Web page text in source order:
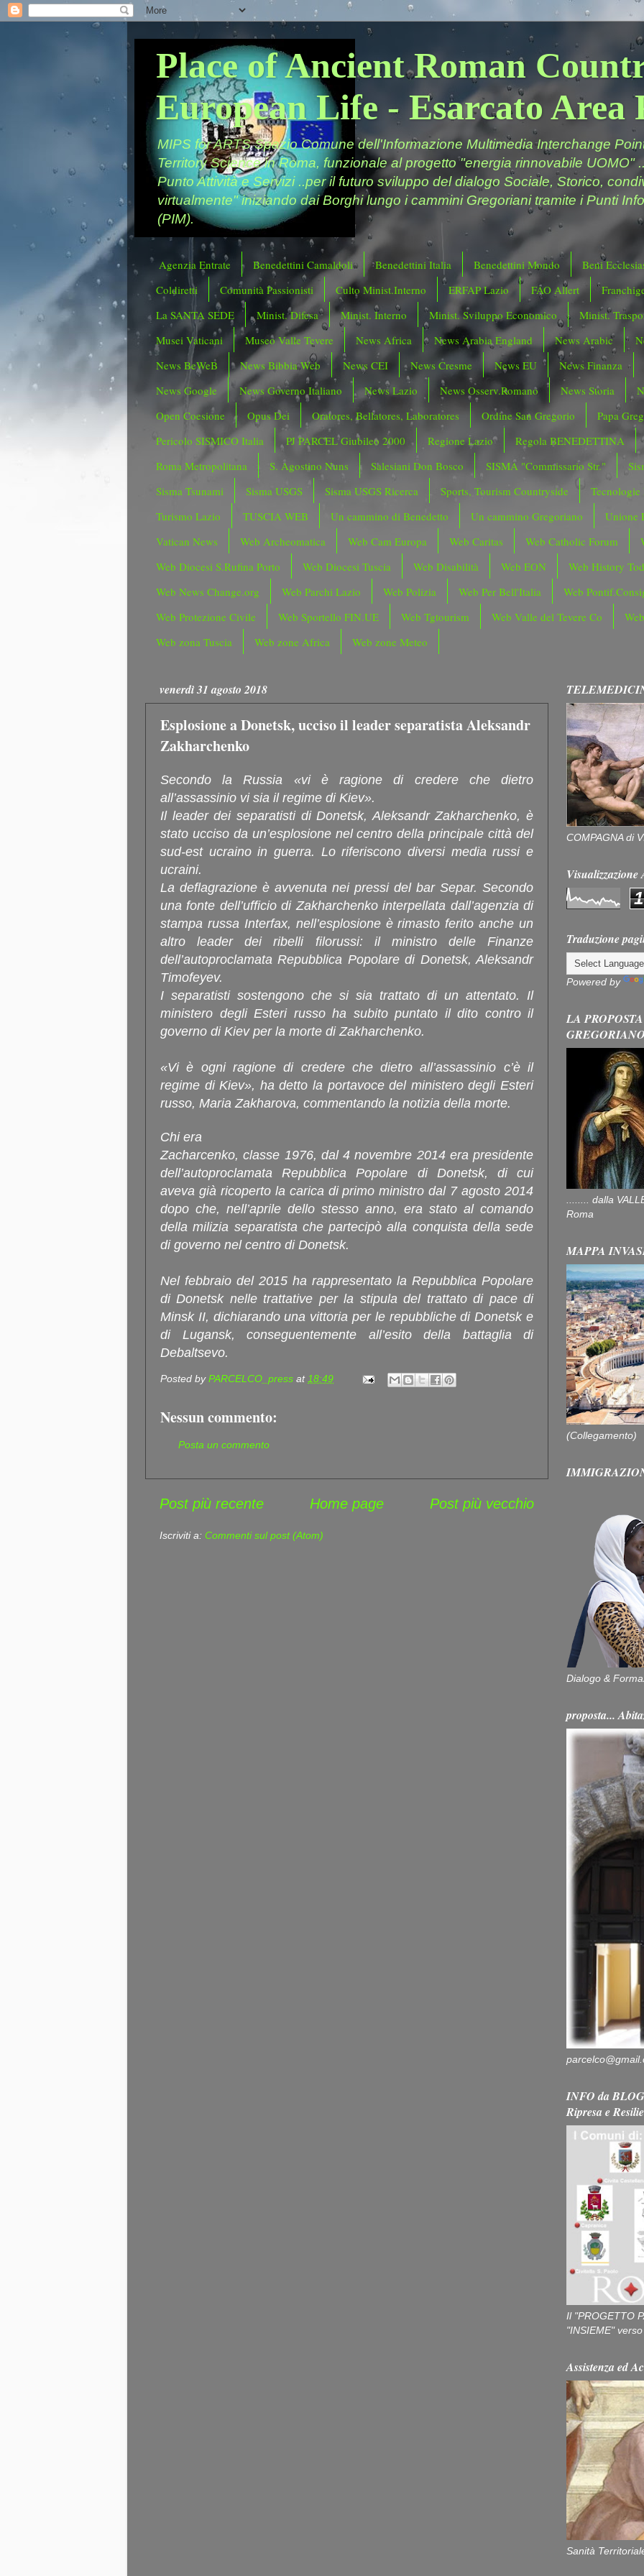
Place of Ancient Roman
European Life - Esarcato Area
MIPS for ARTS Spazio Comune dell'Informazione Multimedia Interchange
Territory Science in Roma, funzionale al progetto "energia rinnovabile UOMO"
Punto Attività e Servizi ..per il futuro sviluppo del dialogo Sociale, Storico,
virtualmente" iniziando dai Borghi lungo i cammini Gregoriani tramite i Punti
(PIM).
Agenzia Entrate Benedettini Camaldoli Benedettini Italia Benedettini Mondo
Beni
Coldiretti
Comunità Passionisti Culto Minist.Interno ERFAP Lazio FAO Allert
La SANTA SEDE
Minist. Difesa Minist. Interno Minist. Sviluppo Economico
Minist.
Musei Vaticani
Museo Valle Tevere News Africa News Arabia England News Arabic
News BeWeB
News Bibbia Web News CEI News Cresme News EU
News Finanza
News Google
News Governo Italiano News Lazio News Osserv.Romano News Storia
Open Coesione
Opus Dei Oratores, Bellatores, Laboratores Ordine San Gregorio
Papa
Pericolo SISMICO Italia
PJ PARCEL Giubileo 2000 Regione Lazio
Regola BENEDETTINA
Roma Metropolitana
S. Agostino Nuns Salesiani Don Bosco SISMA "Commissario Str."
Sisma Tsunami
Sisma USGS Sisma USGS Ricerca Sports, Tourism Countryside
Tecnologie
Turismo Lazio
TUSCIA WEB Un cammino di Benedetto Un cammino Gregoriano
Unione
Vatican News
Web Archeomatica Web Cam Europa Web Caritas Web Catholic Forum
Web Diocesi S.Rufina Porto
Web Diocesi Tuscia Web Disabilità Web EON
Web History
Web News Change.org
Web Parchi Lazio Web Polizia Web Per Bell'Italia
Web
Web Protezione Civile
Web Sportello FIN.UE Web Tgtourism Web Valle del Tevere Co
Web zona Tuscia
Web zone Africa Web zone Meteo
venerdì 31 agosto 2018
Esplosione a Donetsk, ucciso il leader separatista Aleksandr
Zakharchenko
Secondo la Russia «vi è ragione di credere che dietro
all’assassinio vi sia il regime di Kiev».
Il leader dei separatisti di Donetsk, Aleksandr Zakharchenko, è
stato ucciso da un’esplosione nel centro della principale città del
sud-est ucraino in guerra. Lo riferiscono diversi media russi e
ucraini.
La deflagrazione è avvenuta nei pressi del bar Separ. Secondo
una fonte dell’ufficio di Zakharchenko interpellata dall’agenzia di
stampa russa Interfax, nell’esplosione è rimasto ferito anche un
altro leader dei ribelli filorussi: il ministro delle Finanze
dell’autoproclamata Repubblica Popolare di Donetsk, Aleksandr
Timofeyev.
I separatisti sostengono che si sia trattato di un attentato. Il
ministero degli Esteri russo ha subito puntato il dito contro il
governo di Kiev per la morte di Zakharchenko.
«Vi è ogni ragione di credere che dietro all’assassinio c’è il
regime di Kiev», ha detto la portavoce del ministero degli Esteri
russo, Maria Zakharova, commentando la notizia della morte.
Chi era
Zacharcenko, classe 1976, dal 4 novembre 2014 era presidente
dell’autoproclamata Repubblica Popolare di Donetsk, di cui
aveva già ricoperto la carica di primo ministro dal 7 agosto 2014
dopo che, nell’aprile dello stesso anno, era stato al comando
della milizia separatista che partecipò alla conquista della sede
di governo nel centro di Donetsk.
Nel febbraio del 2015 ha rappresentato la Repubblica Popolare
di Donetsk nelle trattative per la stipula del trattato di pace di
Minsk II, dichiarando una vittoria per le repubbliche di Donetsk e
di Lugansk, conseguentemente all’esito della battaglia di
Debaltsevo.
Posted byPARCELCO_press at18:49
Nessun commento:
Posta un commento
Post più recente Post più vecchio
Home page
Iscriviti a: Commenti sul post (Atom)
COMPAGNA di
1
Traduzione
Powered by
LA
........ dalla
Roma
MAPPA
(Collegamento)
Dialogo &
proposta...
INFO da
Ripresa e
Il "PROGETTO
"INSIEME"
Assistenza ed
Sanità